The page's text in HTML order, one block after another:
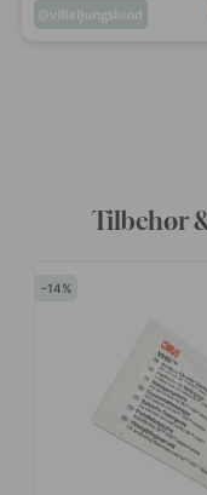
Opslag
villaljungslund
Tilbehør
14